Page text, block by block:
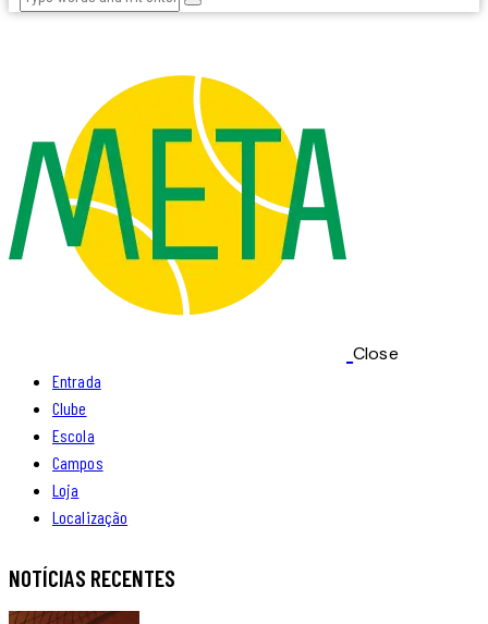
Close
Entrada
Clube
Escola
Campos
Loja
Localização
facebook-
instagram
whatsapp
NOTÍCIAS RECENTES